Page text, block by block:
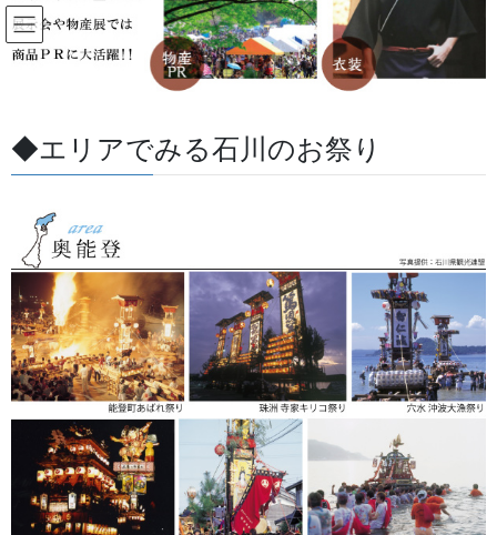
コ
ン
テ
移
動
ナ
ビ
ゲ
ン
に
すべての記事
すべての記事 お祭用品・品目
提灯 祭
2017/07/31 / 最終更新日 :
提灯 祭
切長提灯 三色幕柄入り
◆エリアでみる石川のお祭り